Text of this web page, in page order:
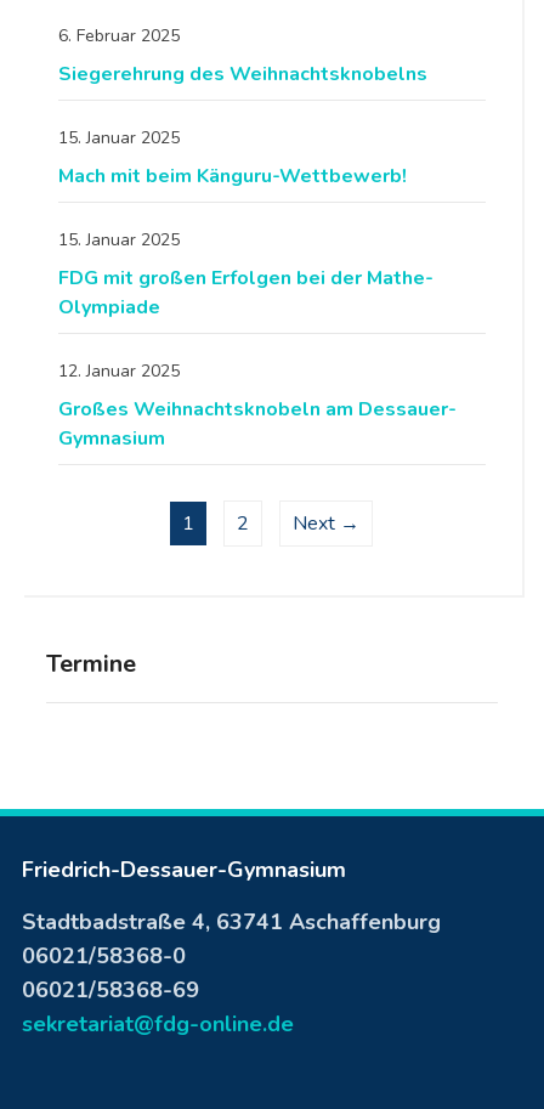
Termine
6. Februar 2025
Siegerehrung des Weihnachtsknobelns
15. Januar 2025
Mach mit beim Känguru-Wettbewerb!
15. Januar 2025
FDG mit großen Erfolgen bei der Mathe-
Olympiade
12. Januar 2025
Großes Weihnachtsknobeln am Dessauer-
Gymnasium
1 2 Next →
Friedrich-Dessauer-Gymnasium
Stadtbadstraße 4, 63741 Aschaffenburg
06021/58368-0
06021/58368-69
sekretariat@fdg-online.de